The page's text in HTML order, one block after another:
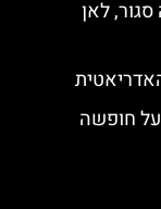
לאן
על חופשה